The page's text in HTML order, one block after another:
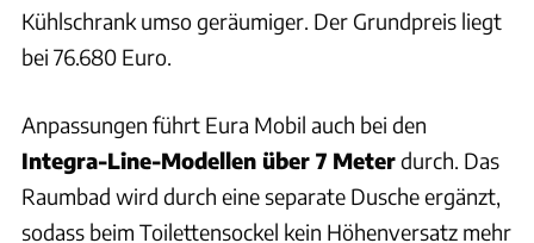
Kühlschrank umso geräumiger. Der Grundpreis liegt
bei 76.680 Euro.
Anpassungen führt Eura Mobil auch bei den
Integra-Line-Modellen über 7 Meterdurch. Das
Raumbad wird durch eine separate Dusche ergänzt,
sodass beim Toilettensockel kein Höhenversatz mehr